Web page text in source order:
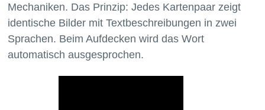
Mechaniken. Das Prinzip: Jedes Kartenpaar zeigt
identische Bilder mit Textbeschreibungen in zwei
Sprachen. Beim Aufdecken wird das Wort